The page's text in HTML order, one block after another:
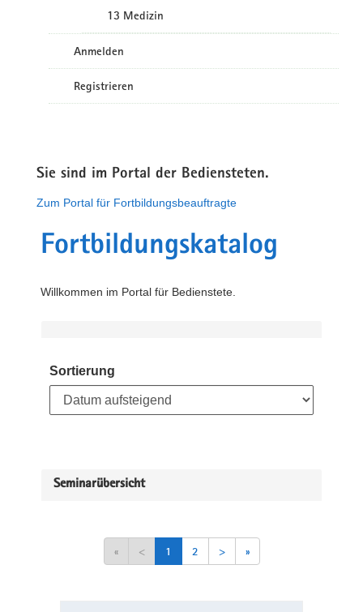
13 Medizin
Anmelden
Registrieren
Sie sind im Portal der Bediensteten.
Zum Portal für Fortbildungsbeauftragte
Fortbildungskatalog
Willkommen im Portal für Bedienstete.
Sortierung
Seminarübersicht
« < 1 2 > »